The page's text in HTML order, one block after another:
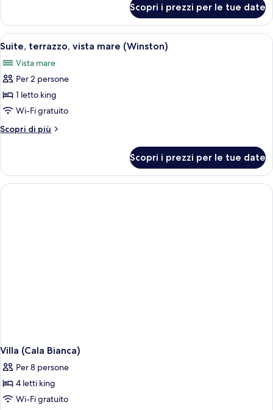
Junior,
terrazzo,
vista
Scopri i prezzi per le tue date
Apri
tutte
le
foto
per
Suite,
terrazzo,
vista
(Winston)
Una camera d'albergo moderna
7
Suite, terrazzo, vista mare (Winston)
Vista mare
Per 2 persone
1 letto king
Wi-Fi gratuito
Scopri di più
Altri
terrazzo,
vista
mare
Scopri i prezzi per le tue date
Villa (Cala Bianca)
Per 8 persone
4 letti king
Wi-Fi gratuito